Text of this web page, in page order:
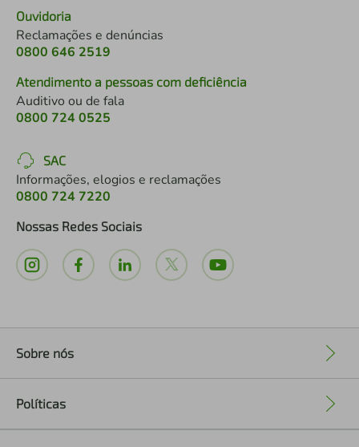
Ouvidoria
Reclamações e denúncias
0800 646 2519
Atendimento a pessoas com deficiência
Auditivo ou de fala
0800 724 0525
SAC
Informações, elogios e reclamações
0800 724 7220
Nossas Redes Sociais
Sobre nós
Políticas